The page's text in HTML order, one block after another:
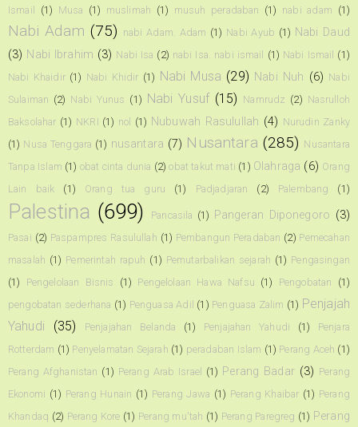
Ismail
(1) Musa (1) muslimah (1) musuh peradaban (1) nabi adam (1)
Nabi Adam (75) nabi Adam. Adam (1) Nabi Ayub (1) Nabi Daud
(3) Nabi Ibrahim (3) Nabi Isa (2) nabi Isa. nabi ismail (1) Nabi Ismail (1)
Nabi Khaidir (1) Nabi Khidir (1) Nabi Musa (29) Nabi Nuh (6) Nabi
Sulaiman (2) Nabi Yunus (1) Nabi Yusuf (15) Namrudz (2) Nasrulloh
Baksolahar (1) NKRI (1) nol (1) Nubuwah Rasulullah (4) Nurudin Zanky
(1) Nusa Tenggara (1) nusantara (7) Nusantara (285) Nusantara
Tanpa Islam (1) obat cinta dunia (2) obat takut mati (1) Olahraga (6) Orang
Lain baik
(1) Orang tua guru (1) Padjadjaran (2) Palembang (1)
Palestina (699) Pancasila (1) Pangeran Diponegoro (3)
Pasai (2) Paspampres Rasulullah (1) Pembangun Peradaban (2) Pemecahan
masalah (1) Pemerintah rapuh (1) Pemutarbalikan sejarah (1) Pengasingan
(1)
Pengelolaan Bisnis (1) Pengelolaan Hawa Nafsu (1) Pengobatan
(1)
pengobatan sederhana (1) Penguasa Adil (1) Penguasa Zalim (1) Penjajah
Yahudi
(35) Penjajahan Belanda (1) Penjajahan Yahudi (1)
Penjara
Rotterdam (1) Penyelamatan Sejarah (1) peradaban Islam (1) Perang Aceh (1)
Perang Afghanistan (1) Perang Arab Israel (1) Perang Badar (3) Perang
Ekonomi (1) Perang Hunain (1) Perang Jawa (1) Perang Khaibar (1) Perang
Khandaq (2) Perang Kore (1) Perang mu'tah (1) Perang Paregreg (1) Perang